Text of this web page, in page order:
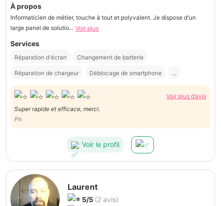
À propos
Informaticien de métier, touche à tout et polyvalent. Je dispose d'un
large panel de solutio... Voir plus
Services
Réparation d'écran Changement de batterie
Réparation de chargeur Déblocage de smartphone ...
Voir plus d’avis
Super rapide et efficace, merci.
Ph
Voir le profil
Laurent
5/5 (2 avis)